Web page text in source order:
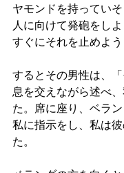
ヤモンドを持ってい
人に向けて発砲をし
すぐにそれを止めよう
するとその男性は、
息を交えながら述べ
た。席に座り、ベラ
私に指示をし、私は
た。